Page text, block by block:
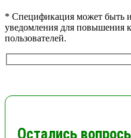
* Спецификация может быть
уведомления для повышения
пользователей.
Остались